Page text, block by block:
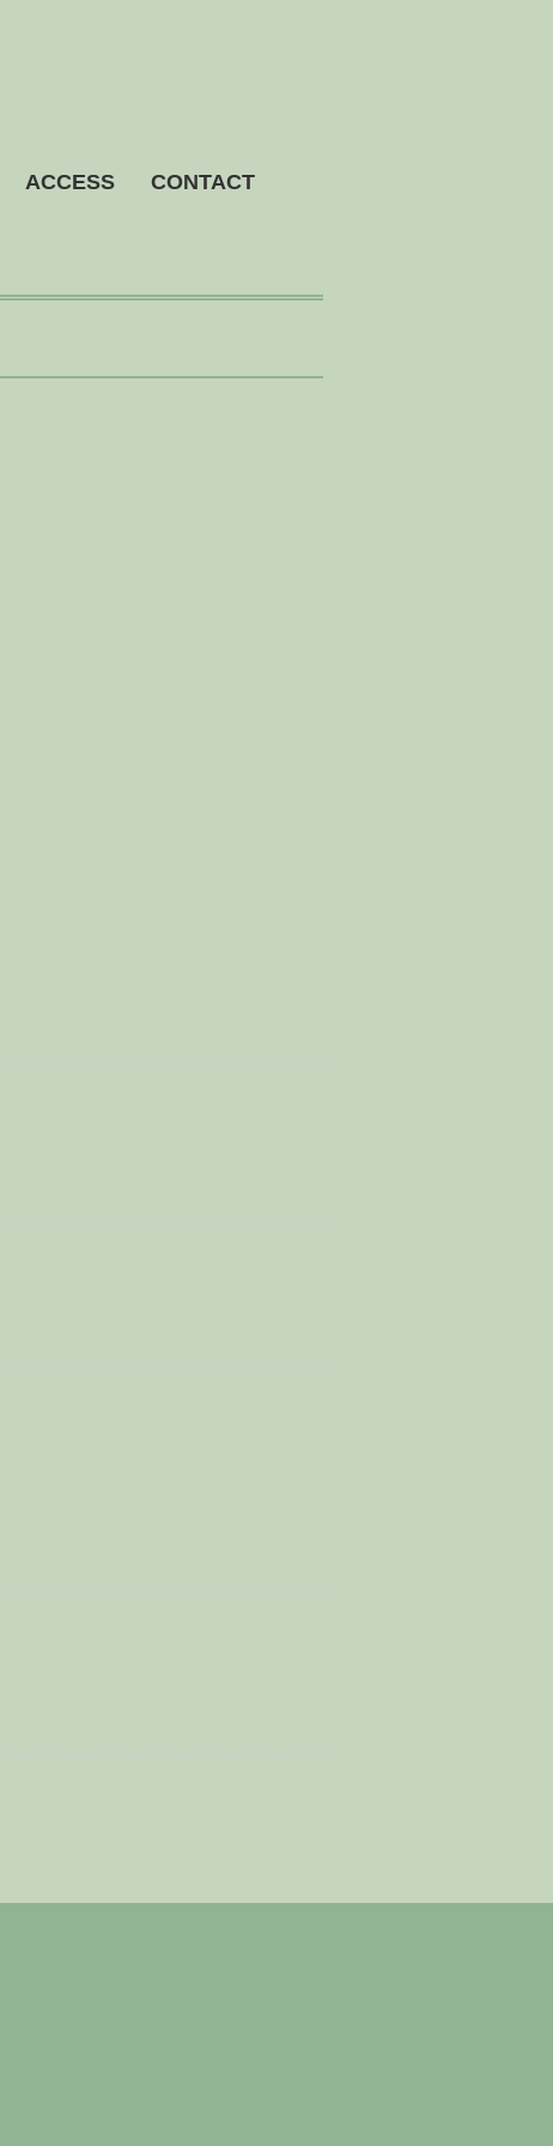
ACCESS CONTACT